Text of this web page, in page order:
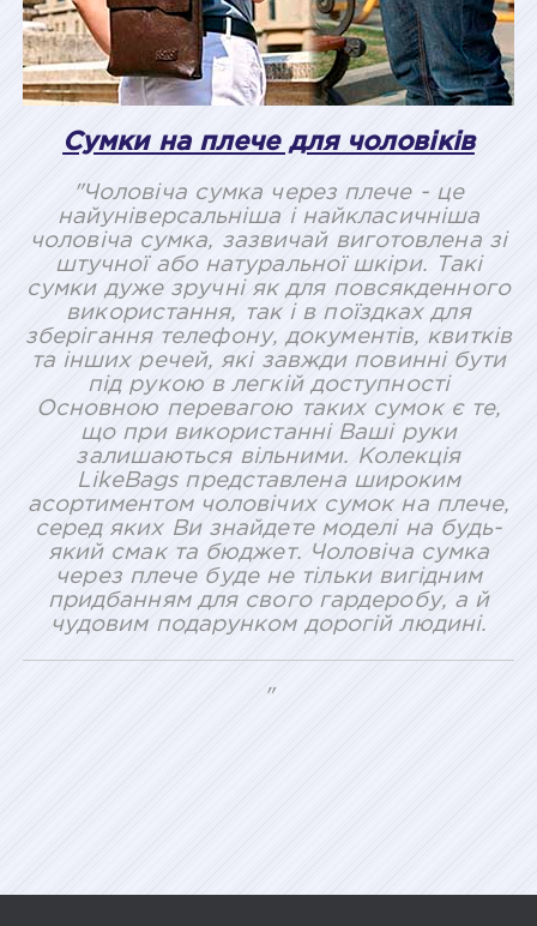
Сумки на плече для чоловіків
"Чоловіча сумка через плече - це
найуніверсальніша і найкласичніша
чоловіча сумка, зазвичай виготовлена зі
штучної або натуральної шкіри. Такі
сумки дуже зручні як для повсякденного
використання, так і в поїздках для
зберігання телефону, документів, квитків
та інших речей, які завжди повинні бути
під рукою в легкій доступності
Основною перевагою таких сумок є те,
що при використанні Ваші руки
залишаються вільними. Колекція
LikeBags представлена широким
асортиментом чоловічих сумок на плече,
серед яких Ви знайдете моделі на будь-
який смак та бюджет. Чоловіча сумка
через плече буде не тільки вигідним
придбанням для свого гардеробу, а й
чудовим подарунком дорогій людині.
"